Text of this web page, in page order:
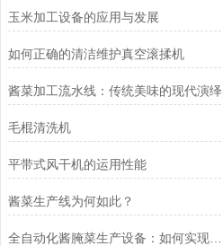
玉米加工设备的应用与发展
如何正确的清洁维护真空滚揉机
酱菜加工流水线：传统美味的现代演绎
毛棍清洗机
平带式风干机的运用性能
酱菜生产线为何如此？
全自动化酱腌菜生产设备：如何实现规模化与高效生产